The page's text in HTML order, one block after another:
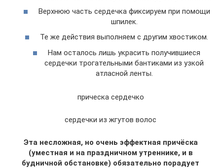
Верхнюю часть сердечка фиксируем при помощи
шпилек.
Те же действия выполняем с другим хвостиком.
Нам осталось лишь украсить получившиеся
сердечки трогательными бантиками из узкой
атласной ленты.
прическа сердечко
сердечки из жгутов волос
Эта несложная, но очень эффектная причёска
(уместная и на праздничном утреннике, и в
будничной обстановке) обязательно порадует